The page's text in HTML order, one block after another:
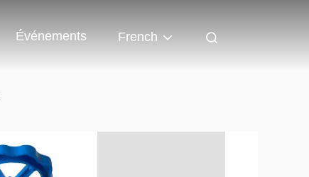
Événements French